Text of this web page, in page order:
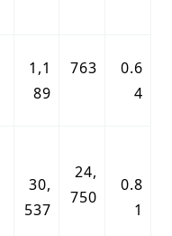
1,1
89
763
0.6
4
30,
537
24,
750
0.8
1